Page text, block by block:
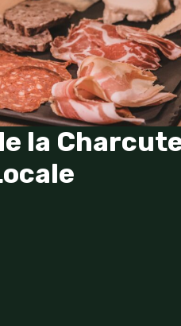
la